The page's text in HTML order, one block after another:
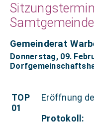
Gemeinderat
Donnerstag, 09.
TOP
01
Eröffnung
Protokoll: